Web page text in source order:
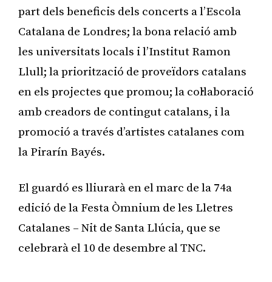
part dels beneficis dels concerts a l’Escola
Catalana de Londres; la bona relació amb
les universitats locals i l’Institut Ramon
Llull; la priorització de proveïdors catalans
en els projectes que promou; la col·laboració
amb creadors de contingut catalans, i la
promoció a través d’artistes catalanes com
la Pirarín Bayés.
El guardó es lliurarà en el marc de la 74a
edició de la Festa Òmnium de les Lletres
Catalanes – Nit de Santa Llúcia, que se
celebrarà el 10 de desembre al TNC.